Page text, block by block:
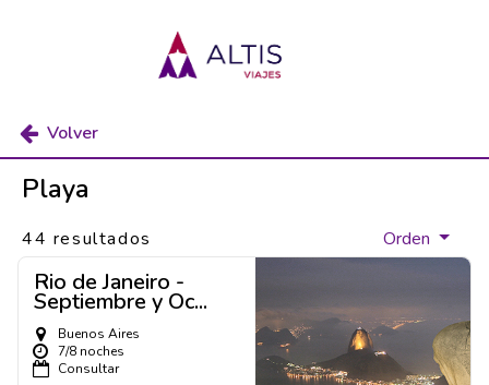
Volver
Playa
44 resultados Orden
Rio de Janeiro -
Septiembre y Oc...
Buenos Aires
7/8 noches
Consultar